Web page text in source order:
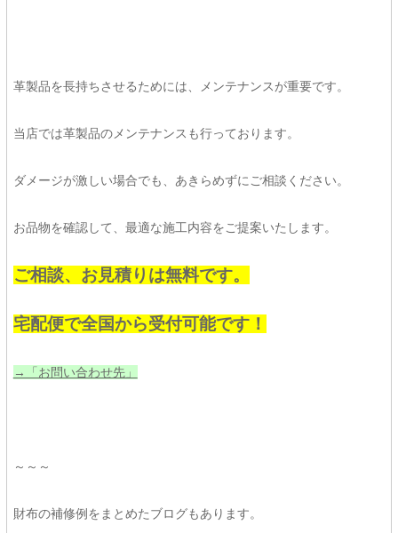
革製品を長持ちさせるためには、メンテナンスが重要です。
当店では革製品のメンテナンスも行っております。
ダメージが激しい場合でも、あきらめずにご相談ください。
お品物を確認して、最適な施工内容をご提案いたします。
ご相談、お見積りは無料です。
宅配便で全国から受付可能です！
→「お問い合わせ先」
～～～
財布の補修例をまとめたブログもあります。